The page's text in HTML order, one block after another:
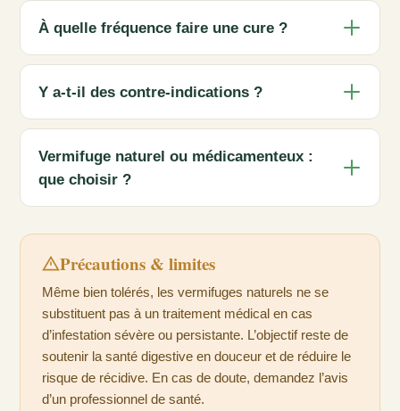
À quelle fréquence faire une cure ?
Y a-t-il des contre-indications ?
Vermifuge naturel ou médicamenteux :
que choisir ?
Précautions & limites
Même bien tolérés, les vermifuges naturels ne se
substituent pas à un traitement médical en cas
d’infestation sévère ou persistante. L’objectif reste de
soutenir la santé digestive en douceur et de réduire le
risque de récidive. En cas de doute, demandez l’avis
d’un professionnel de santé.